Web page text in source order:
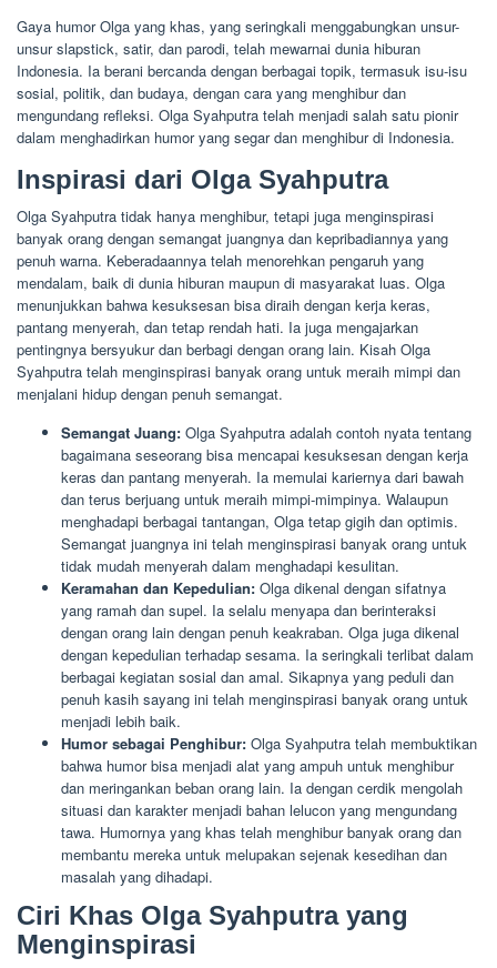
Gaya humor Olga yang khas, yang seringkali menggabungkan unsur-
unsur slapstick, satir, dan parodi, telah mewarnai dunia hiburan
Indonesia. Ia berani bercanda dengan berbagai topik, termasuk isu-isu
sosial, politik, dan budaya, dengan cara yang menghibur dan
mengundang refleksi. Olga Syahputra telah menjadi salah satu pionir
dalam menghadirkan humor yang segar dan menghibur di Indonesia.
Inspirasi dari Olga Syahputra
Olga Syahputra tidak hanya menghibur, tetapi juga menginspirasi
banyak orang dengan semangat juangnya dan kepribadiannya yang
penuh warna. Keberadaannya telah menorehkan pengaruh yang
mendalam, baik di dunia hiburan maupun di masyarakat luas. Olga
menunjukkan bahwa kesuksesan bisa diraih dengan kerja keras,
pantang menyerah, dan tetap rendah hati. Ia juga mengajarkan
pentingnya bersyukur dan berbagi dengan orang lain. Kisah Olga
Syahputra telah menginspirasi banyak orang untuk meraih mimpi dan
menjalani hidup dengan penuh semangat.
Semangat Juang: Olga Syahputra adalah contoh nyata tentang
bagaimana seseorang bisa mencapai kesuksesan dengan kerja
keras dan pantang menyerah. Ia memulai kariernya dari bawah
dan terus berjuang untuk meraih mimpi-mimpinya. Walaupun
menghadapi berbagai tantangan, Olga tetap gigih dan optimis.
Semangat juangnya ini telah menginspirasi banyak orang untuk
tidak mudah menyerah dalam menghadapi kesulitan.
Keramahan dan Kepedulian: Olga dikenal dengan sifatnya
yang ramah dan supel. Ia selalu menyapa dan berinteraksi
dengan orang lain dengan penuh keakraban. Olga juga dikenal
dengan kepedulian terhadap sesama. Ia seringkali terlibat dalam
berbagai kegiatan sosial dan amal. Sikapnya yang peduli dan
penuh kasih sayang ini telah menginspirasi banyak orang untuk
menjadi lebih baik.
Humor sebagai Penghibur: Olga Syahputra telah membuktikan
bahwa humor bisa menjadi alat yang ampuh untuk menghibur
dan meringankan beban orang lain. Ia dengan cerdik mengolah
situasi dan karakter menjadi bahan lelucon yang mengundang
tawa. Humornya yang khas telah menghibur banyak orang dan
membantu mereka untuk melupakan sejenak kesedihan dan
masalah yang dihadapi.
Ciri Khas Olga Syahputra yang
Menginspirasi